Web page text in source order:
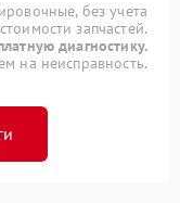
без учета
стоимости запчастей.
диагностику.
на неисправность.